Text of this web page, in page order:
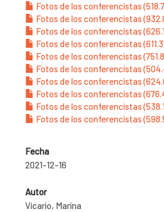
Fotos de los conferencistas
Fotos de los conferencistas
Fotos de los conferencistas
Fotos de los conferencistas
Fotos de los conferencistas
Fotos de los conferencistas
Fotos de los conferencistas
Fotos de los conferencistas
Fotos de los conferencistas
Fotos de los conferencistas
Fecha
2021-12-16
Autor
Vicario, Marina